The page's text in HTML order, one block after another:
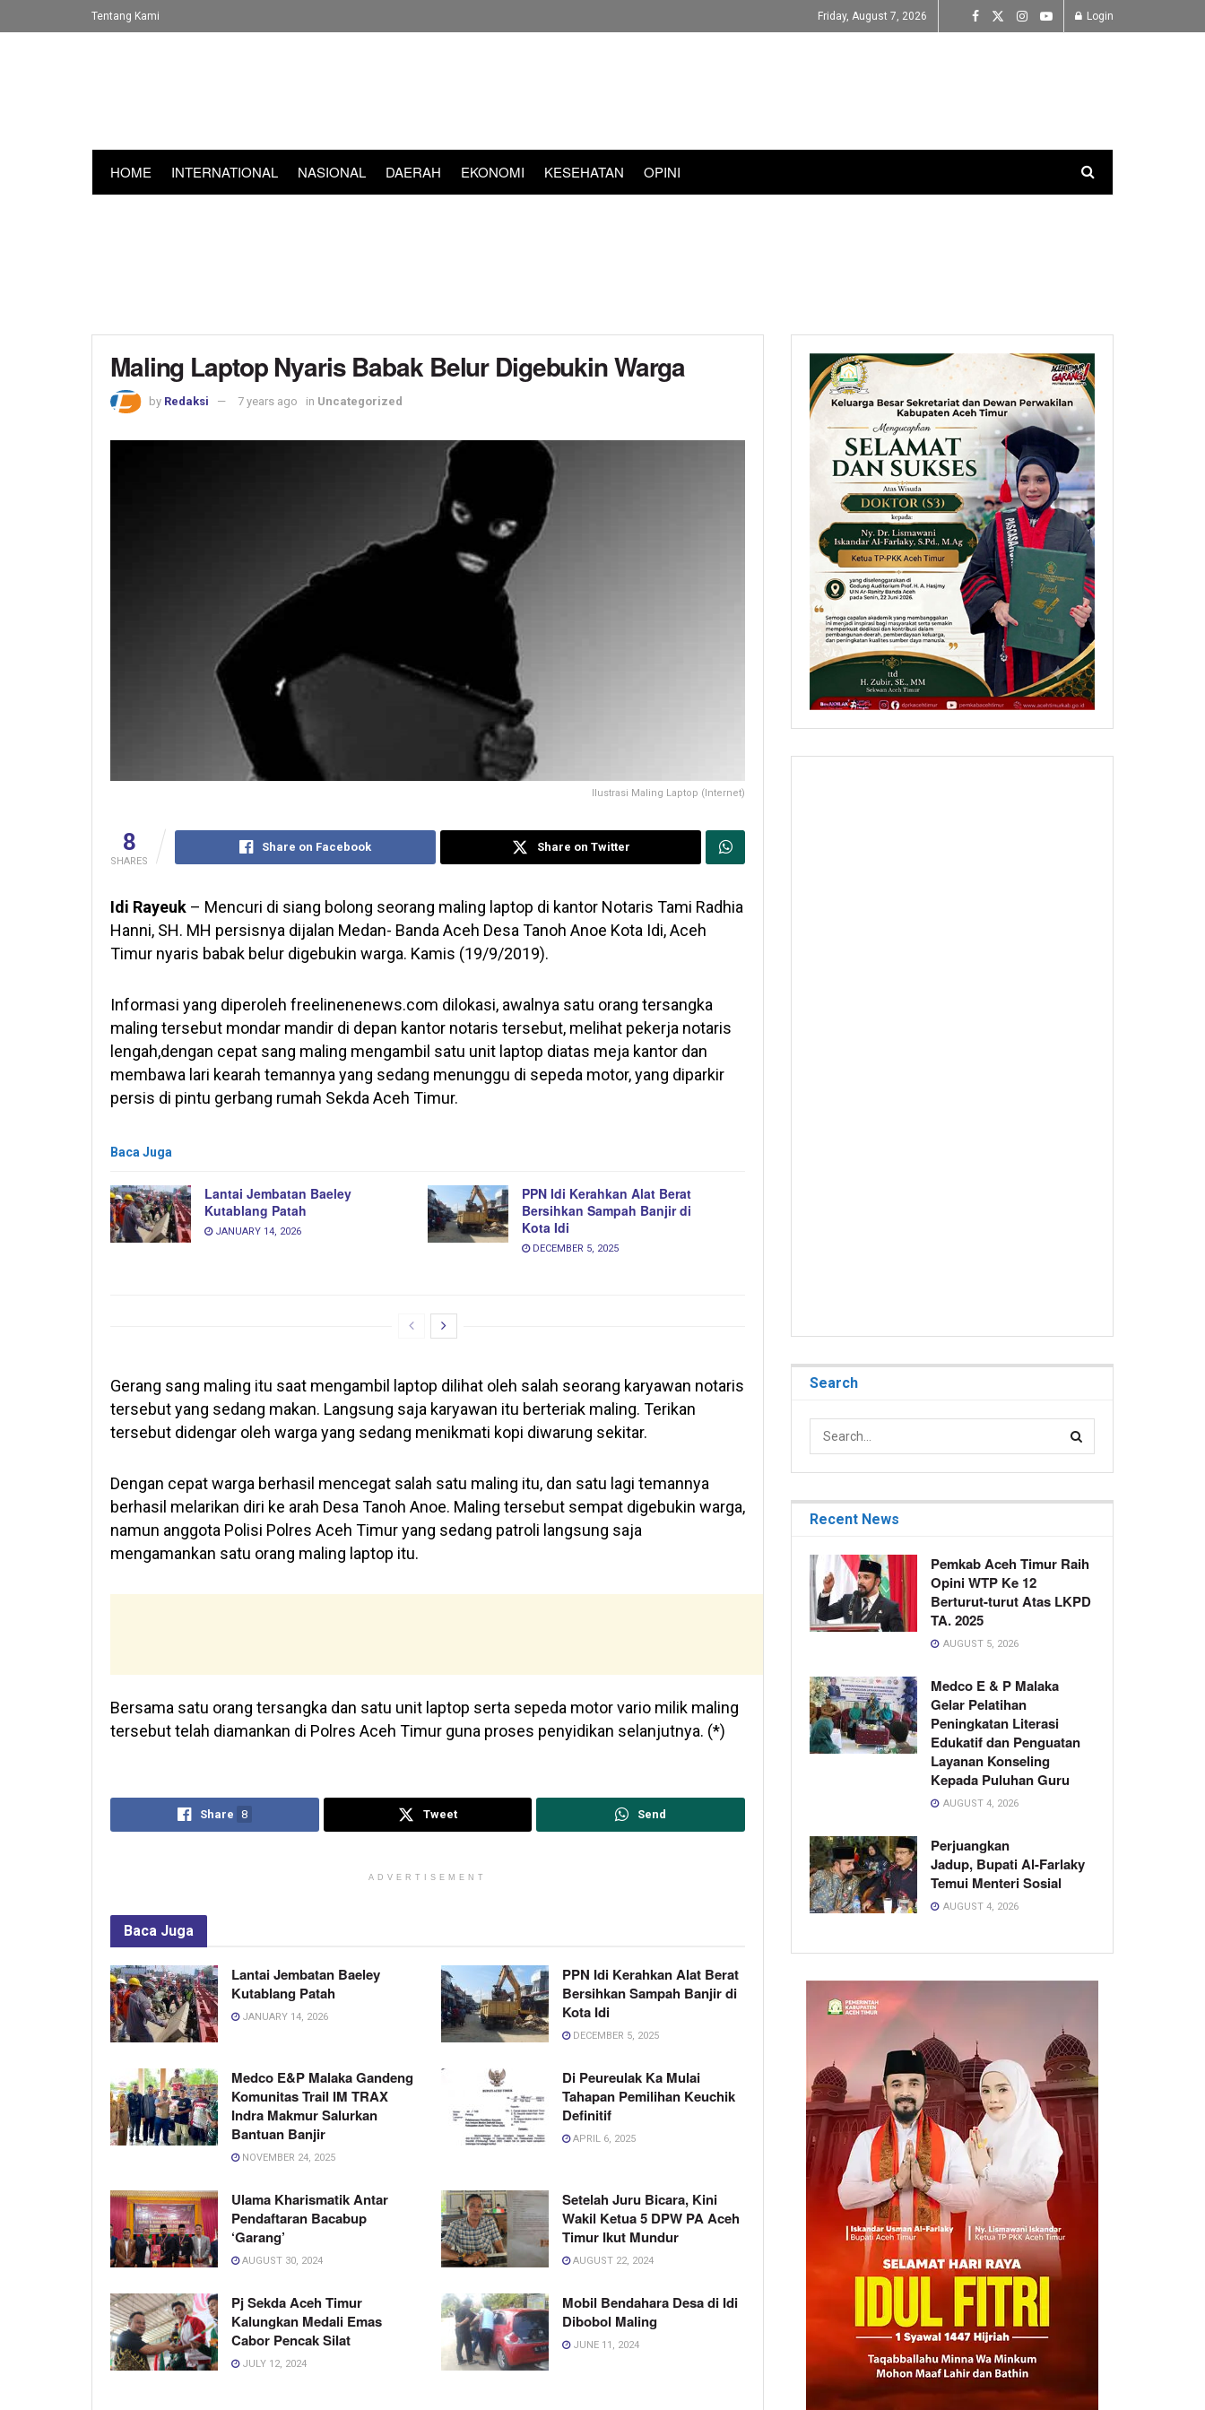
Tentang Kami Friday, August 7, 2026 Login
HOME INTERNATIONAL NASIONAL DAERAH EKONOMI KESEHATAN OPINI
Maling Laptop Nyaris Babak Belur Digebukin Warga
by Redaksi 7 years ago in Uncategorized
Ilustrasi Maling Laptop (Internet)
8
SHARES
Share on Facebook Share on Twitter
Idi Rayeuk – Mencuri di siang bolong seorang maling laptop di kantor Notaris Tami Radhia
Hanni, SH. MH persisnya dijalan Medan- Banda Aceh Desa Tanoh Anoe Kota Idi, Aceh
Timur nyaris babak belur digebukin warga. Kamis (19/9/2019).
Informasi yang diperoleh freelinenenews.com dilokasi, awalnya satu orang tersangka
maling tersebut mondar mandir di depan kantor notaris tersebut, melihat pekerja notaris
lengah,dengan cepat sang maling mengambil satu unit laptop diatas meja kantor dan
membawa lari kearah temannya yang sedang menunggu di sepeda motor, yang diparkir
persis di pintu gerbang rumah Sekda Aceh Timur.
Baca Juga
Lantai Jembatan Baeley
Kutablang Patah
JANUARY 14, 2026
PPN Idi Kerahkan Alat Berat
Bersihkan Sampah Banjir di
Kota Idi
DECEMBER 5, 2025
Gerang sang maling itu saat mengambil laptop dilihat oleh salah seorang karyawan notaris
tersebut yang sedang makan. Langsung saja karyawan itu berteriak maling. Terikan
tersebut didengar oleh warga yang sedang menikmati kopi diwarung sekitar.
Dengan cepat warga berhasil mencegat salah satu maling itu, dan satu lagi temannya
berhasil melarikan diri ke arah Desa Tanoh Anoe. Maling tersebut sempat digebukin warga,
namun anggota Polisi Polres Aceh Timur yang sedang patroli langsung saja
mengamankan satu orang maling laptop itu.
Bersama satu orang tersangka dan satu unit laptop serta sepeda motor vario milik maling
tersebut telah diamankan di Polres Aceh Timur guna proses penyidikan selanjutnya. (*)
Share 8 Tweet Send
ADVERTISEMENT
Baca Juga
Lantai Jembatan Baeley
Kutablang Patah
JANUARY 14, 2026
PPN Idi Kerahkan Alat Berat
Bersihkan Sampah Banjir di
Kota Idi
DECEMBER 5, 2025
Medco E&P Malaka Gandeng
Komunitas Trail IM TRAX
Indra Makmur Salurkan
Bantuan Banjir
NOVEMBER 24, 2025
Di Peureulak Ka Mulai
Tahapan Pemilihan Keuchik
Definitif
APRIL 6, 2025
Ulama Kharismatik Antar
Pendaftaran Bacabup
‘Garang’
AUGUST 30, 2024
Setelah Juru Bicara, Kini
Wakil Ketua 5 DPW PA Aceh
Timur Ikut Mundur
AUGUST 22, 2024
Pj Sekda Aceh Timur
Kalungkan Medali Emas
Cabor Pencak Silat
JULY 12, 2024
Mobil Bendahara Desa di Idi
Dibobol Maling
JUNE 11, 2024
Search
Recent News
Pemkab Aceh Timur Raih
Opini WTP Ke 12
Berturut-turut Atas LKPD
TA. 2025
AUGUST 5, 2026
Medco E & P Malaka
Gelar Pelatihan
Peningkatan Literasi
Edukatif dan Penguatan
Layanan Konseling
Kepada Puluhan Guru
AUGUST 4, 2026
Perjuangkan
Jadup, Bupati Al-Farlaky
Temui Menteri Sosial
AUGUST 4, 2026